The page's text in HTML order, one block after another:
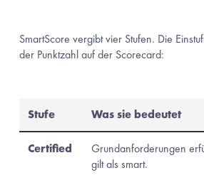
SmartScore vergibt vier Stufen. Die
der Punktzahl auf der Scorecard:
Stufe Was sie bedeutet
Certified
Grundanforderungen
gilt als smart.